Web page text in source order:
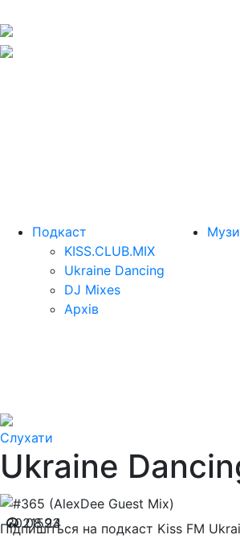
Подкаст
KISS.CLUB.MIX
Ukraine Dancing
DJ Mixes
Архів
Слухати
Ukraine
30.08.24
21593
Підпишіться на подкаст Kiss FM